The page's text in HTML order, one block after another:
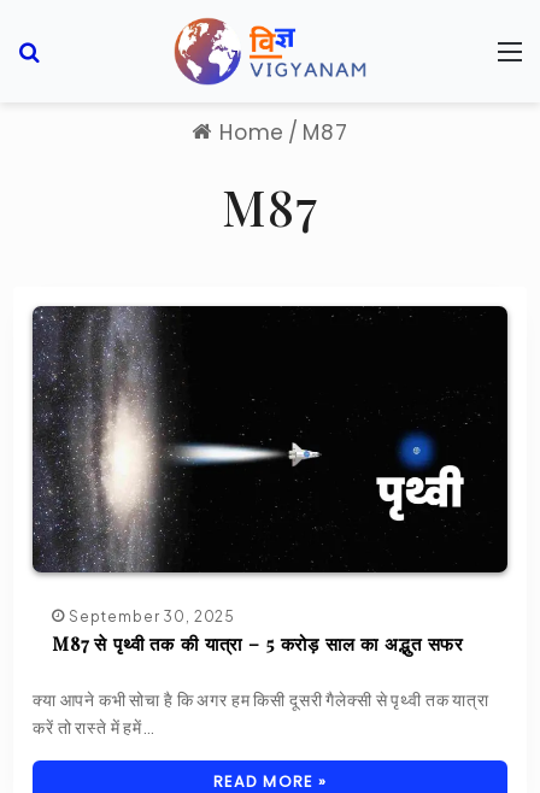
Home / M87
M87
September 30, 2025
M87 से पृथ्वी तक की यात्रा – 5 करोड़ साल का अद्भुत सफर
क्या आपने कभी सोचा है कि अगर हम किसी दूसरी गैलेक्सी से पृथ्वी तक यात्रा
करें तो रास्ते में हमें…
READ MORE »